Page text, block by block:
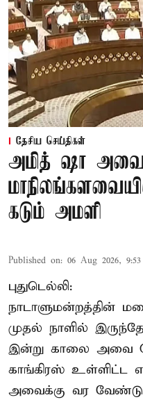
தேசிய செய்திகள்
அமித் ஷா
கடும் அமளி
Published on: 06 Aug 2026,
புதுடெல்லி:
நாடாளுமன்றத்தின்
முதல் நாளில் இருந்தே
இன்று காலை அவை
காங்கிரஸ் உள்ளிட்ட
அவைக்கு வர